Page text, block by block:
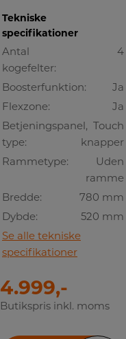
Tekniske
specifikationer
Antal
kogefelter:
4
Boosterfunktion:
Ja
Flexzone:
Ja
Betjeningspanel,
type:
Touch
knapper
Rammetype:
Uden
ramme
Bredde:
780 mm
Dybde:
520 mm
Se alle tekniske
specifikationer
4.999,-
Butikspris inkl. moms